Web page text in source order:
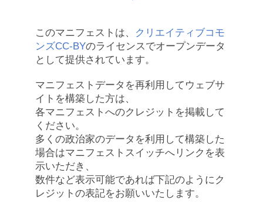
このマニフェストは、
クリエイティブコモ
ンズCC-BYのライセンスでオープンデータ
として提供されています。
マニフェストデータを再利用してウェブサ
イトを構築した方は、
各マニフェストへのクレジットを掲載して
ください。
多くの政治家のデータを利用して構築した
場合はマニフェストスイッチへリンクを表
示いただき、
数件など表示可能であれば下記のようにク
レジットの表記をお願いいたします。